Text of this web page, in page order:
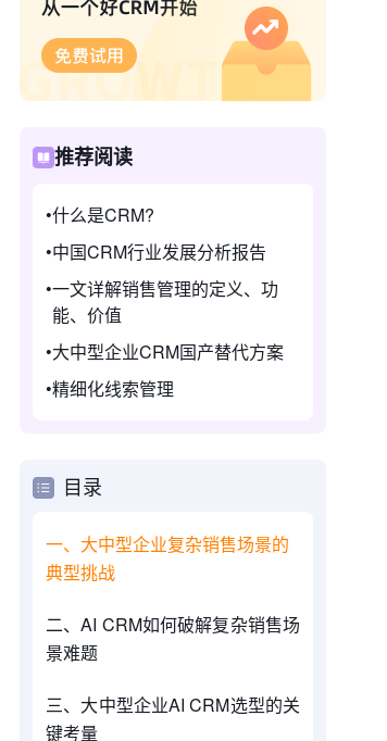
推荐阅读
什么是CRM?
中国CRM行业发展分析报告
一文详解销售管理的定义、功
能、价值
大中型企业CRM国产替代方案
精细化线索管理
目录
一、大中型企业复杂销售场景的
典型挑战
二、AI CRM如何破解复杂销售场
景难题
三、大中型企业AI CRM选型的关
键考量